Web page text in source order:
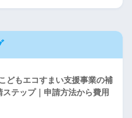
どもエコすまい支援事業の補
テップ｜申請方法から費用